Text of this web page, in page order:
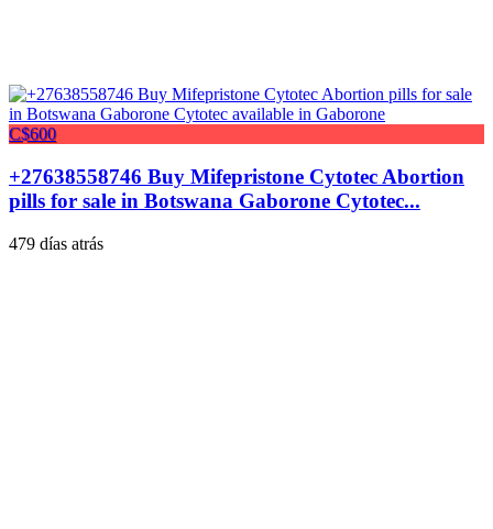
C$600
+27638558746 Buy Mifepristone Cytotec Abortion
pills for sale in Botswana Gaborone Cytotec...
479 días atrás